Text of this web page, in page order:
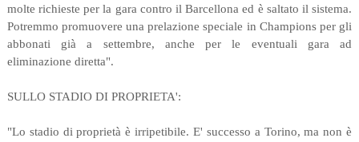
molte richieste per la gara contro il Barcellona ed è saltato il sistema.
Potremmo promuovere una prelazione speciale in Champions per gli
abbonati già a settembre, anche per le eventuali gara ad
eliminazione diretta".
SULLO STADIO DI PROPRIETA':
"Lo stadio di proprietà è irripetibile. E' successo a Torino, ma non è